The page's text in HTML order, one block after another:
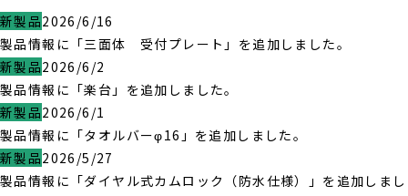
新製品2026/6/16
製品情報に「三面体 受付プレート」を追加しました。
新製品2026/6/2
製品情報に「楽台」を追加しました。
新製品2026/6/1
製品情報に「タオルバーφ16」を追加しました。
新製品2026/5/27
製品情報に「ダイヤル式カムロック（防水仕様）」を追加しまし